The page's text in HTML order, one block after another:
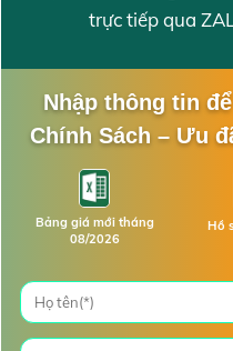
trực tiếp qua
Nhập thông tin
Chính Sách – Ưu
Bảng giá mới tháng
08/2026
Hồ